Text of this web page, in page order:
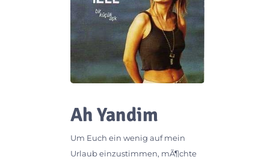
Ah Yandim
Um Euch ein wenig auf mein
Urlaub einzustimmen, mÃ¶chte